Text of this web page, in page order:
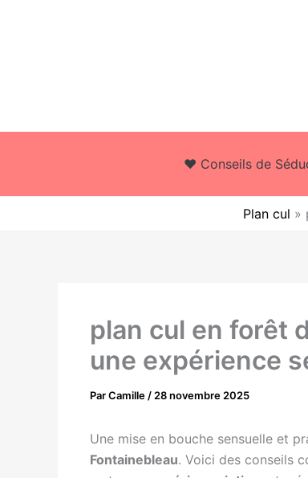
❤️ Conseils de
Plan cul »
plan cul en forêt
une expérience
ParCamille / 28 novembre 2025
Une mise en bouche sensuelle et
Fontainebleau. Voici des conseils